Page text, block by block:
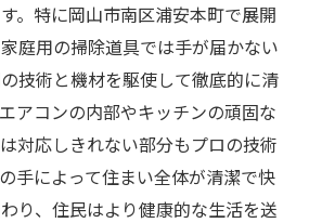
家の隅々まで清掃
ォローの重要性
いを維持する秘訣
で選ばれる理由
スクリーニングで手に入れる清
密
。特に岡山市南区浦安本町で展開
庭用の掃除道具では手が届かない
技術と機材を駆使して徹底的に清
アコンの内部やキッチンの頑固な
対応しきれない部分もプロの技術
手によって住まい全体が清潔で快
り、住民はより健康的な生活を送